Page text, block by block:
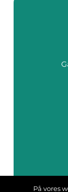
På vores